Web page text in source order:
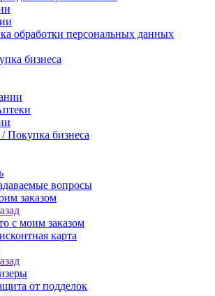
обработки персональных данных
бизнеса
Покупка бизнеса
вопросы
заказом
с моим заказом
карта
от подделок